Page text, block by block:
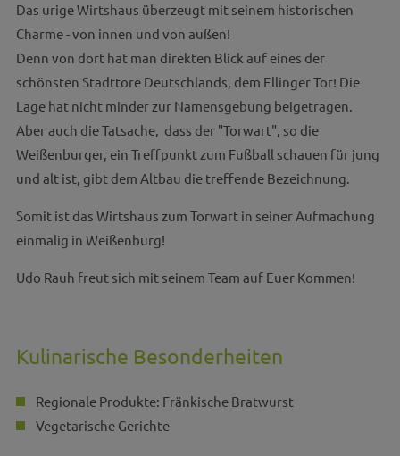
Das urige Wirtshaus überzeugt mit seinem historischen
Charme - von innen und von außen!
Denn von dort hat man direkten Blick auf eines der
schönsten Stadttore Deutschlands, dem Ellinger Tor! Die
Lage hat nicht minder zur Namensgebung beigetragen.
Aber auch die Tatsache, dass der "Torwart", so die
Weißenburger, ein Treffpunkt zum Fußball schauen für jung
und alt ist, gibt dem Altbau die treffende Bezeichnung.
Somit ist das Wirtshaus zum Torwart in seiner Aufmachung
einmalig in Weißenburg!
Udo Rauh freut sich mit seinem Team auf Euer Kommen!
Kulinarische Besonderheiten
Regionale Produkte: Fränkische Bratwurst
Vegetarische Gerichte